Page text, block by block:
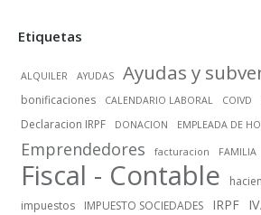
Etiquetas
ALQUILER AYUDAS Ayudas y
bonificaciones CALENDARIO LABORAL COIVD
Declaracion IRPF DONACION EMPLEADA DE
Emprendedores facturacion FAMILIA
Fiscal - Contable
impuestos
IMPUESTO SOCIEDADES IRPF